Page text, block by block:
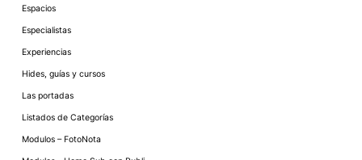
Espacios
Especialistas
Experiencias
Hides, guías y cursos
Las portadas
Listados de Categorías
Modulos – FotoNota